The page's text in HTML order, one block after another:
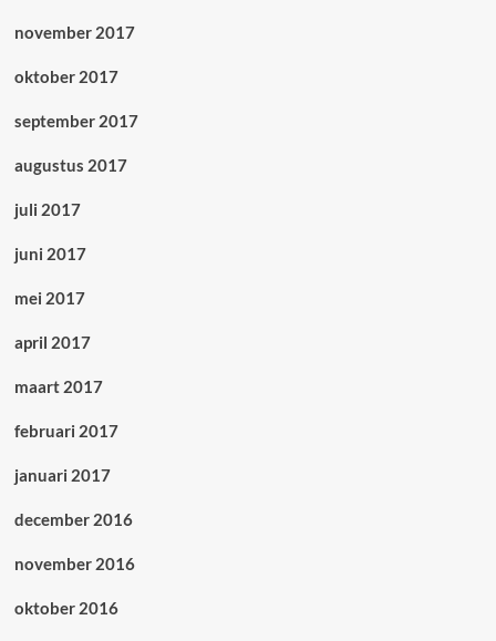
november 2017
oktober 2017
september 2017
augustus 2017
juli 2017
juni 2017
mei 2017
april 2017
maart 2017
februari 2017
januari 2017
december 2016
november 2016
oktober 2016